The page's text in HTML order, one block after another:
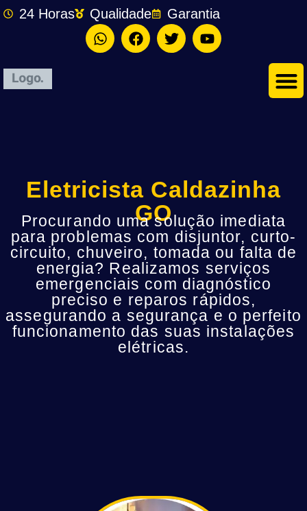
24 Horas Qualidade Garantia
Eletricista Caldazinha
GO
Procurando uma solução imediata
para problemas com disjuntor, curto-
circuito, chuveiro, tomada ou falta de
energia? Realizamos serviços
emergenciais com diagnóstico
preciso e reparos rápidos,
assegurando a segurança e o perfeito
funcionamento das suas instalações
elétricas.